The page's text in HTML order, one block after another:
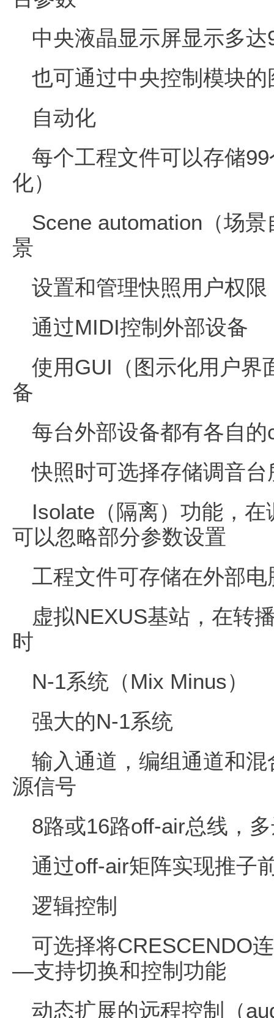
中央液晶显示屏显示多
也可通过中央控制模块
自动化
每个工程文件可以存储
化）
Scene automation（场
景
设置和管理快照用户权限
通过MIDI控制外部设备
使用GUI（图示化用户界
备
每台外部设备都有各自
快照时可选择存储调音
Isolate（隔离）功能，
可以忽略部分参数设置
工程文件可存储在外部
虚拟NEXUS基站，在转
时
N-1系统（Mix Minus）
强大的N-1系统
输入通道，编组通道和
源信号
8路或16路off-air总线，
通过off-air矩阵实现推子
逻辑控制
可选择将CRESCENDO
—支持切换和控制功能
动态扩展的远程控制（